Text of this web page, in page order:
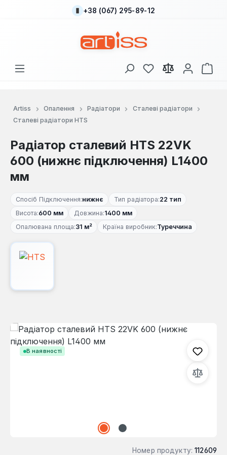
Перейти до основного вмісту
+38 (067) 295-89-12
У вас є 0 у списку
Artiss Опалення Радіатори
Сталеві радіатори
Сталеві радіатори HTS
Радіатор сталевий HTS 22VK
600 (нижнє підключення) L1400
мм
Спосіб Підключення:нижнє Тип радіатора:22 тип
Висота:600 мм Довжина:1400 мм
Опалювана площа:31 м² Країна виробник:Туреччина
В наявності
Пропустити галерею зображень
Номер продукту: 112609